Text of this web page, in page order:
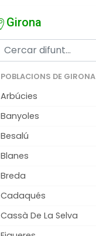
Girona
POBLACIONS DE GIRONA
Arbúcies
Banyoles
Besalú
Blanes
Breda
Cadaqués
Cassà De La Selva